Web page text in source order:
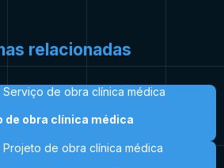
relacionadas
de obra clínica médica